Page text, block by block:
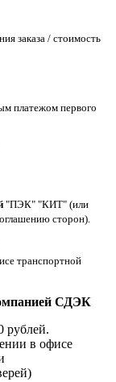
заказа / стоимость
платежом первого
"ПЭК" "КИТ" (или
сторон).
транспортной
СДЭК
рублей.
в офисе